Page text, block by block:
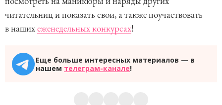
читательниц и показать свои, а также поучаствовать
в нашихеженедельных конкурсах!
Еще больше интересных материалов — в
нашем телеграм-канале!